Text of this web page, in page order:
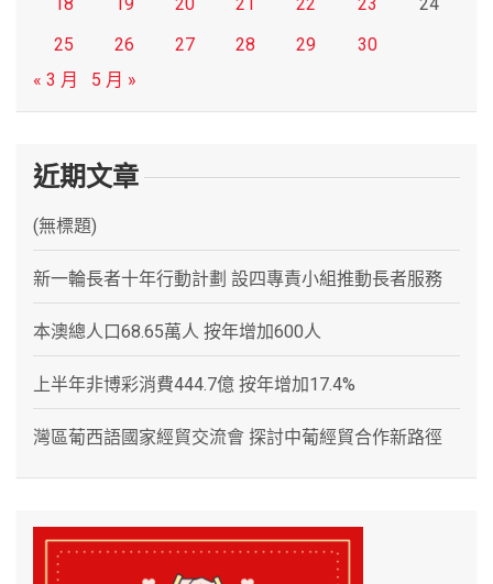
25
26 27 28 29
30
« 3 月
5 月 »
近期文章
(無標題)
新一輪長者十年行動計劃 設四專責小組推動長者服務
本澳總人口68.65萬人 按年增加600人
上半年非博彩消費444.7億 按年增加17.4%
灣區葡西語國家經貿交流會 探討中葡經貿合作新路徑